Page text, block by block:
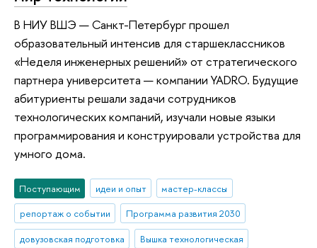
В НИУ ВШЭ — Санкт-Петербург прошел
образовательный интенсив для старшеклассников
«Неделя инженерных решений» от стратегического
партнера университета — компании YADRO. Будущие
абитуриенты решали задачи сотрудников
технологических компаний, изучали новые языки
программирования и конструировали устройства для
умного дома.
Поступающим идеи и опыт
мастер-классы
репортаж о событии
Программа развития 2030
довузовская подготовка
Вышка технологическая